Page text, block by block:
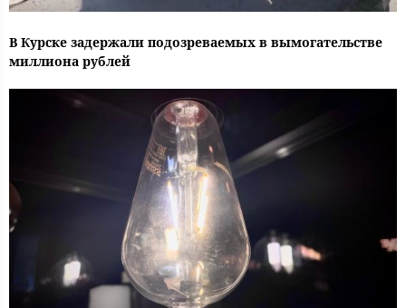
В Курске задержали подозреваемых в вымогательстве
миллиона рублей